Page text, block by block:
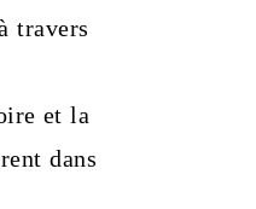
travers
et la
dans